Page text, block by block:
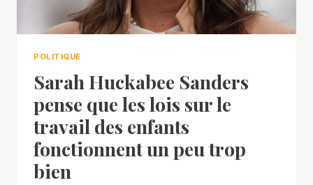
POLITIQUE
Sarah Huckabee Sanders
pense que les lois sur le
travail des enfants
fonctionnent un peu trop
bien